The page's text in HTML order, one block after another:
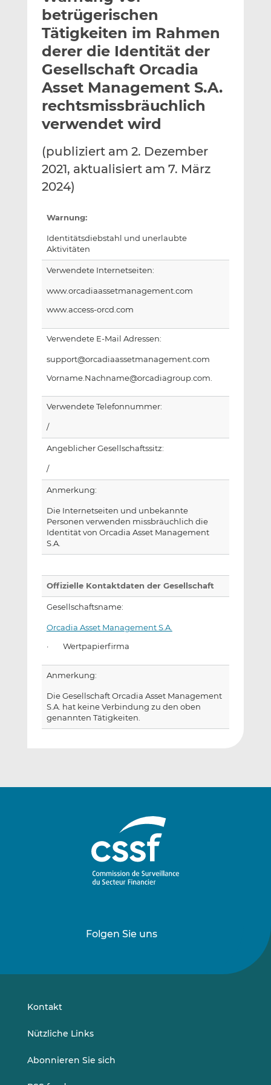
l
a
n
n
k
e
d
I
t
e
i
e
n
c
e
b
o
o
t
e
i
e
n
betrügerischen
Tätigkeiten im Rahmen
derer die Identität der
Gesellschaft Orcadia
Asset Management S.A.
rechtsmissbräuchlich
verwendet wird
(publiziert am 2. Dezember
2021, aktualisiert am 7. März
2024)
Warnung:
Identitätsdiebstahl und unerlaubte
Aktivitäten
Verwendete Internetseiten:
www.orcadiaassetmanagement.com
www.access-orcd.com
Verwendete E-Mail Adressen:
support@orcadiaassetmanagement.com
Vorname.Nachname@orcadiagroup.com.
Verwendete Telefonnummer:
/
Angeblicher Gesellschaftssitz:
/
Anmerkung:
Die Internetseiten und unbekannte
Personen verwenden missbräuchlich die
Identität von Orcadia Asset Management
S.A.
Offizielle Kontaktdaten der Gesellschaft
Gesellschaftsname:
Orcadia Asset Management S.A.
· Wertpapierfirma
Anmerkung:
Die Gesellschaft Orcadia Asset Management
S.A. hat keine Verbindung zu den oben
genannten Tätigkeiten.
Folgen Sie uns
uns
uns
Kontakt
Nützliche Links
Abonnieren Sie sich